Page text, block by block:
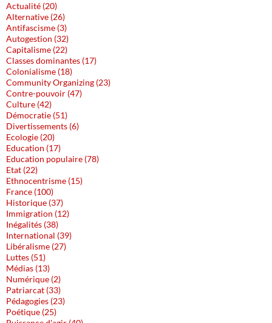
Actualité (20)
Alternative (26)
Antifascisme (3)
Autogestion (32)
Capitalisme (22)
Classes dominantes (17)
Colonialisme (18)
Community Organizing (23)
Contre-pouvoir (47)
Culture (42)
Démocratie (51)
Divertissements (6)
Ecologie (20)
Education (17)
Education populaire (78)
Etat (22)
Ethnocentrisme (15)
France (100)
Historique (37)
Immigration (12)
Inégalités (38)
International (39)
Libéralisme (27)
Luttes (51)
Médias (13)
Numérique (2)
Patriarcat (33)
Pédagogies (23)
Poétique (25)